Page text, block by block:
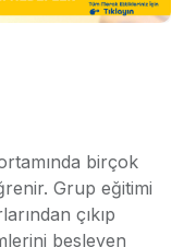
birçok
Grup eğitimi
çıkıp
besleyen